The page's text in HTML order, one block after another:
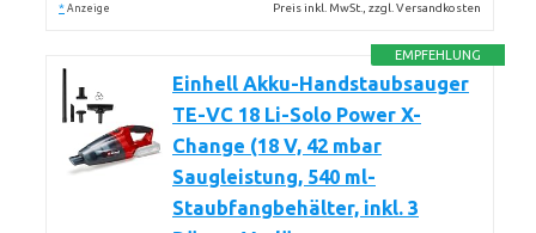
* Anzeige Preis inkl. MwSt., zzgl. Versandkosten
EMPFEHLUNG
Einhell Akku-Handstaubsauger
TE-VC 18 Li-Solo Power X-
Change (18 V, 42 mbar
Saugleistung, 540 ml-
Staubfangbehälter, inkl. 3